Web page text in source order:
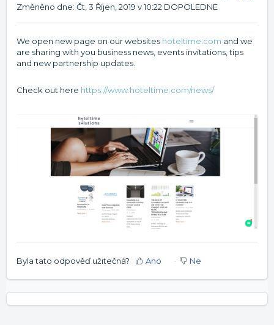
Změněno dne: Čt, 3 Říjen, 2019 v 10:22 DOPOLEDNE
We open new page on our websites hoteltime.com and we
are sharing with you business news, events invitations, tips
and new partnership updates.
Check out here https://www.hoteltime.com/news/
Byla tato odpověď užitečná? Ano Ne